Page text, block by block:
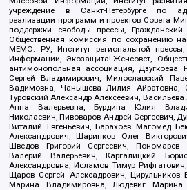
учреждение в Санкт-Петербурге по
реализации программ и проектов Совета
поддержки свободы прессы,
Общественная комиссия по сохранению
МЕМО. РУ, Институт региональной
Информации, Экозащита!-Женсовет,
антимонопольная ассоциация, Дзугкоева
Сергей Владимирович, Милославский
Вадимовна, Чанышева Лилия Айратовна,
Туровский Александр Алексеевич,
Анна Валерьевна, Бурдина Юлия
Николаевич, Пивоваров Андрей Сергеевич,
Виталий Евгеньевич, Барахоев Магомед
Александрович, Шарипков Олег
Шведов Григорий Сергеевич, Пономарев
Валерий Валерьевич, Каргалицкий
Александровна, Исламов Тимур
Щаров Сергей Алексадрович, Цирульников
Марина Владимировна, Людевиг Марина